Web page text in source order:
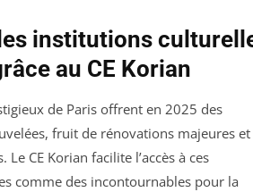
institutions
au CE Korian
de Paris offrent en 2025 des
fruit de rénovations majeures et
CE Korian facilite l’accès à ces
comme des incontournables pour la